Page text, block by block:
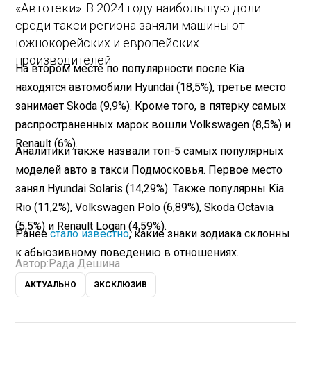
«Автотеки». В 2024 году наибольшую доли
среди такси региона заняли машины от
южнокорейских и европейских
производителей.
На втором месте по популярности после Kia
находятся автомобили Hyundai (18,5%), третье место
занимает Skoda (9,9%). Кроме того, в пятерку самых
распространенных марок вошли Volkswagen (8,5%) и
Renault (6%).
Аналитики также назвали топ-5 самых популярных
моделей авто в такси Подмосковья. Первое место
занял Hyundai Solaris (14,29%). Также популярны Kia
Rio (11,2%), Volkswagen Polo (6,89%), Skoda Octavia
(5,5%) и Renault Logan (4,59%).
Ранеестало известно, какие знаки зодиака склонны
к абьюзивному поведению в отношениях.
Автор: Рада Дешина
АКТУАЛЬНО ЭКСКЛЮЗИВ